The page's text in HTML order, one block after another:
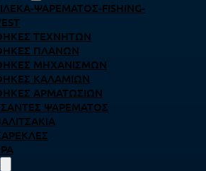
ΨΑΡΈΜΑΤΟΣ-FISHING-
ΤΕΧΝΗΤΏΝ
ΠΛΆΝΩΝ
ΜΗΧΑΝΙΣΜΏΝ
ΚΑΛΑΜΙΏΝ
ΑΡΜΑΤΩΣΙΏΝ
ΨΑΡΈΜΑΤΟΣ